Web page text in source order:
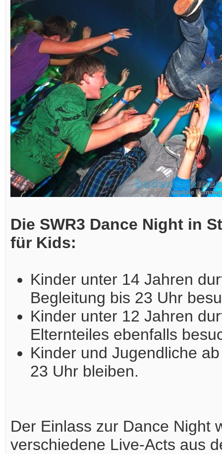
Die SWR3 Dance Night in
für Kids:
Kinder unter 14 Jahren
Begleitung bis 23 Uhr
Kinder unter 12 Jahren
Elternteiles ebenfalls
Kinder und Jugendliche
23 Uhr bleiben.
Der Einlass zur Dance Night
verschiedene Live-Acts aus